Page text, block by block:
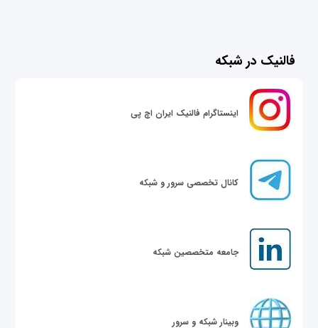
فالنیک در شبکه
اینستاگرام فالنیک ایران اچ پی
کانال تخصصی سرور و شبکه
جامعه متخصصین شبکه
وبینار شبکه و سرور